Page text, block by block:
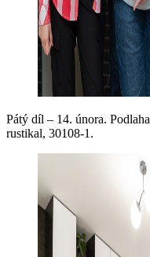
Pátý díl – 14. února. Podlaha
rustikal, 30108-1.